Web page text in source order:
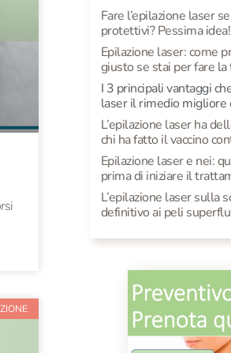
Fare l’epilazione laser
protettivi? Pessima idea!
Epilazione laser: come
giusto se stai per fare
I 3 principali vantaggi
laser il rimedio
L’epilazione laser ha
chi ha fatto il vaccino
Epilazione laser e nei:
prima di iniziare il
L’epilazione laser sulla
definitivo ai peli